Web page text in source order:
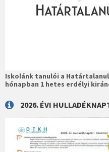
Iskolánk tanulói a
hónapban 1 hetes erdélyi
2026. ÉVI